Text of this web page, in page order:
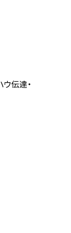
伝達・